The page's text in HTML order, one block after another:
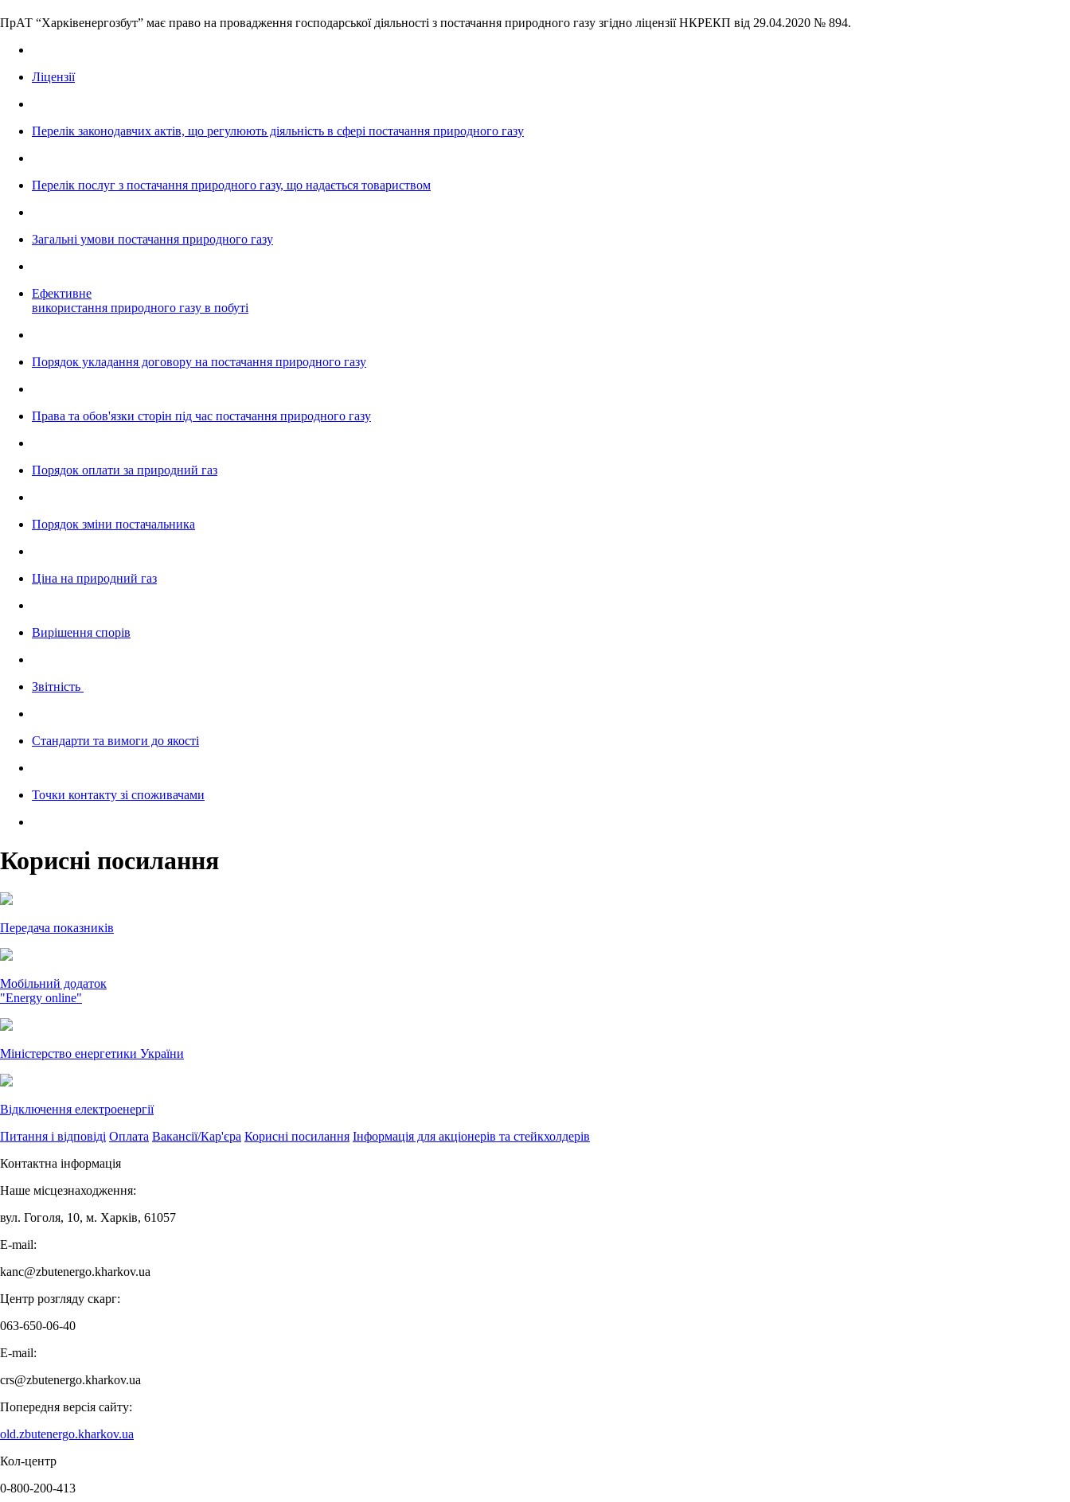
ПрАТ “Харківенергозбут” має право на провадження господарської діяльності з постачання природного газу згідно ліцензії НКРЕКП від 29.04.2020 № 894.
Ліцензії
Перелік законодавчих актів, що регулюють діяльність в сфері постачання природного газу
Перелік послуг з постачання природного газу, що надається товариством
Загальні умови постачання природного газу
Ефективне
використання природного газу в побуті
Порядок укладання договору на постачання природного газу
Права та обов'язки сторін під час постачання природного газу
Порядок оплати за природний газ
Порядок зміни постачальника
Ціна на природний газ
Вирішення спорів
Звітність
Стандарти та вимоги до якості
Точки контакту зі споживачами
Корисні посилання
Передача показників
Мобільний додаток
"Energy online"
Міністерство енергетики України
Відключення електроенергії
Питання і відповіді Оплата Вакансії/Кар'єра Корисні посилання Інформація для акціонерів та стейкхолдерів
Контактна інформація
Наше місцезнаходження:
вул. Гоголя, 10, м. Харків, 61057
E-mail:
kanc@zbutenergo.kharkov.ua
Центр розгляду скарг:
063-650-06-40
E-mail:
crs@zbutenergo.kharkov.ua
Попередня версія сайту:
old.zbutenergo.kharkov.ua
Кол-центр
0-800-200-413